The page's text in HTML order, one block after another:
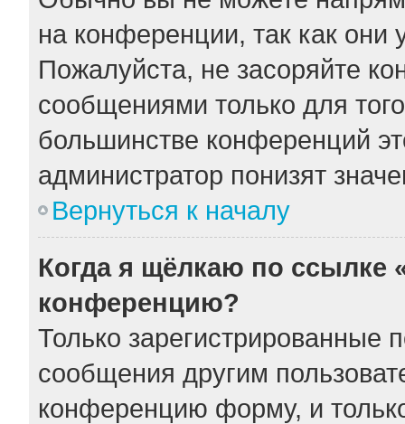
на конференции, так как
Пожалуйста, не засоряйте
сообщениями только для
большинстве конференций
администратор понизят
Вернуться к началу
Когда я щёлкаю по ссылке
конференцию?
Только зарегистрированные
сообщения другим
конференцию форму, и